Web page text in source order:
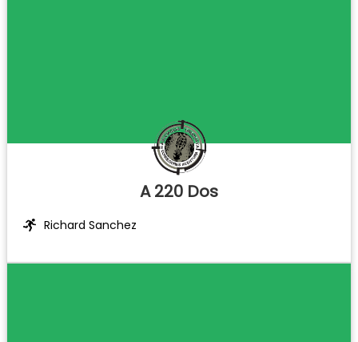
A 220 Dos
Richard Sanchez